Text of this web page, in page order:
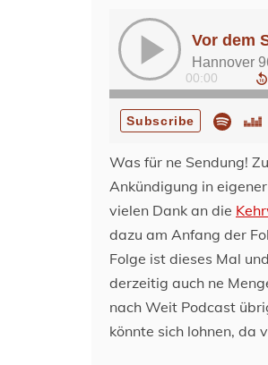
Was für ne Sendung!
Ankündigung in
vielen Dank an die
dazu am Anfang der
Folge ist dieses Mal
derzeitig auch ne
nach Weit Podcast
könnte sich lohnen, da